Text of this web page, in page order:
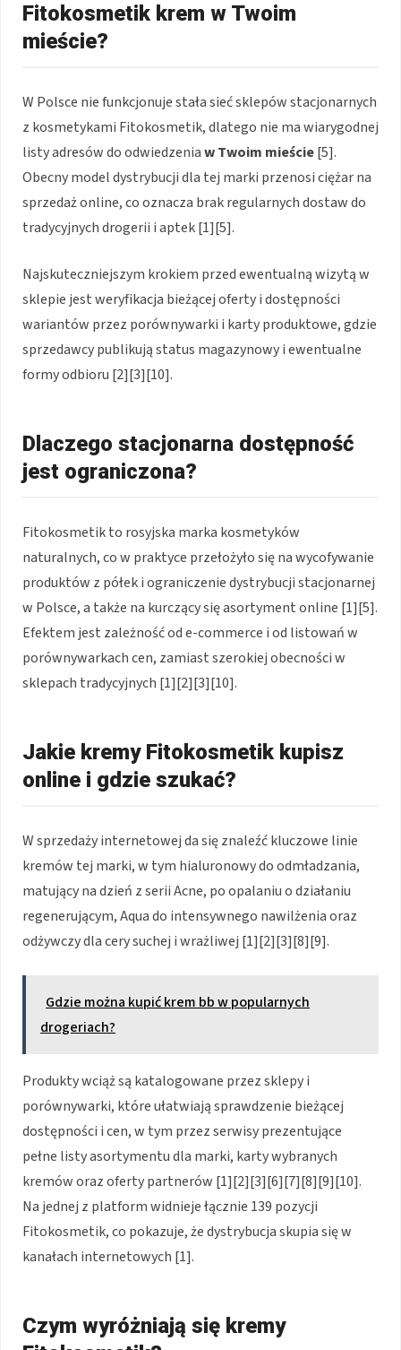
Fitokosmetik krem w Twoim
mieście?
W Polsce nie funkcjonuje stała sieć sklepów stacjonarnych
z kosmetykami Fitokosmetik, dlatego nie ma wiarygodnej
listy adresów do odwiedzeniaw Twoim mieście[5].
Obecny model dystrybucji dla tej marki przenosi ciężar na
sprzedaż online, co oznacza brak regularnych dostaw do
tradycyjnych drogerii i aptek [1][5].
Najskuteczniejszym krokiem przed ewentualną wizytą w
sklepie jest weryfikacja bieżącej oferty i dostępności
wariantów przez porównywarki i karty produktowe, gdzie
sprzedawcy publikują status magazynowy i ewentualne
formy odbioru [2][3][10].
Dlaczego stacjonarna dostępność
jest ograniczona?
Fitokosmetik to rosyjska marka kosmetyków
naturalnych, co w praktyce przełożyło się na wycofywanie
produktów z półek i ograniczenie dystrybucji stacjonarnej
w Polsce, a także na kurczący się asortyment online [1][5].
Efektem jest zależność od e-commerce i od listowań w
porównywarkach cen, zamiast szerokiej obecności w
sklepach tradycyjnych [1][2][3][10].
Jakie kremy Fitokosmetik kupisz
online i gdzie szukać?
W sprzedaży internetowej da się znaleźć kluczowe linie
kremów tej marki, w tym hialuronowy do odmładzania,
matujący na dzień z serii Acne, po opalaniu o działaniu
regenerującym, Aqua do intensywnego nawilżenia oraz
odżywczy dla cery suchej i wrażliwej [1][2][3][8][9].
Gdzie można kupić krem bb w popularnych
drogeriach?
Produkty wciąż są katalogowane przez sklepy i
porównywarki, które ułatwiają sprawdzenie bieżącej
dostępności i cen, w tym przez serwisy prezentujące
pełne listy asortymentu dla marki, karty wybranych
kremów oraz oferty partnerów [1][2][3][6][7][8][9][10].
Na jednej z platform widnieje łącznie 139 pozycji
Fitokosmetik, co pokazuje, że dystrybucja skupia się w
kanałach internetowych [1].
Czym wyróżniają się kremy